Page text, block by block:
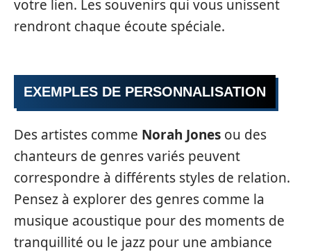
votre lien. Les souvenirs qui vous unissent
rendront chaque écoute spéciale.
EXEMPLES DE PERSONNALISATION
Des artistes comme Norah Jones ou des
chanteurs de genres variés peuvent
correspondre à différents styles de relation.
Pensez à explorer des genres comme la
musique acoustique pour des moments de
tranquillité ou le jazz pour une ambiance